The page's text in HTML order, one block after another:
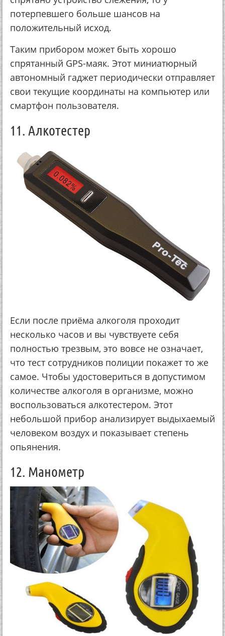
потерпевшего больше шансов на
положительный исход.
Таким прибором может быть хорошо
спрятанный GPS-маяк. Этот миниатюрный
автономный гаджет периодически отправляет
свои текущие координаты на компьютер или
смартфон пользователя.
11. Алкотестер
Если после приёма алкоголя проходит
несколько часов и вы чувствуете себя
полностью трезвым, это вовсе не означает,
что тест сотрудников полиции покажет то же
самое. Чтобы удостовериться в допустимом
количестве алкоголя в организме, можно
воспользоваться алкотестером. Этот
небольшой прибор анализирует выдыхаемый
человеком воздух и показывает степень
опьянения.
12. Манометр